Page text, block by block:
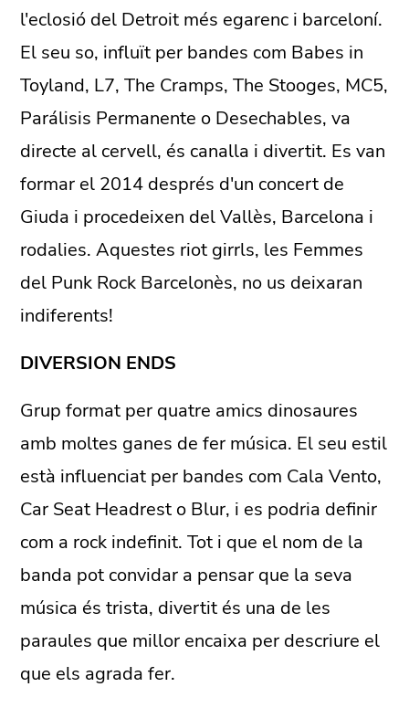
l'eclosió del Detroit més egarenc i barceloní.
El seu so, influït per bandes com Babes in
Toyland, L7, The Cramps, The Stooges, MC5,
Parálisis Permanente o Desechables, va
directe al cervell, és canalla i divertit. Es van
formar el 2014 després d'un concert de
Giuda i procedeixen del Vallès, Barcelona i
rodalies. Aquestes riot girrls, les Femmes
del Punk Rock Barcelonès, no us deixaran
indiferents!
DIVERSION ENDS
Grup format per quatre amics dinosaures
amb moltes ganes de fer música. El seu estil
està influenciat per bandes com Cala Vento,
Car Seat Headrest o Blur, i es podria definir
com a rock indefinit. Tot i que el nom de la
banda pot convidar a pensar que la seva
música és trista, divertit és una de les
paraules que millor encaixa per descriure el
que els agrada fer.